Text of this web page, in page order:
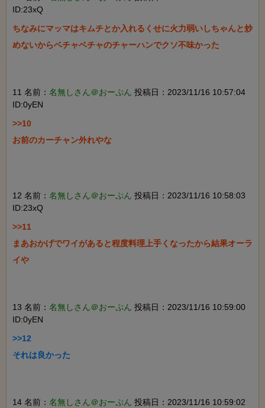
ID:23xQ
ちなみにマッマはキムチとか入れるくせに火力弱いしちゃんと炒
めないからベチャベチャのチャーハンでクソ不味かった
11 名前： 名無しさん＠おーぷん 投稿日：2023/11/16 10:57:04
ID:0yEN
>>10
お前のカーチャン外れやな
12 名前： 名無しさん＠おーぷん 投稿日：2023/11/16 10:58:03
ID:23xQ
>>11
まあおかげでワイがあると程度料理上手くなったから結果オーラ
イや
13 名前： 名無しさん＠おーぷん 投稿日：2023/11/16 10:59:00
ID:0yEN
>>12
それは良かった
14 名前： 名無しさん＠おーぷん 投稿日：2023/11/16 10:59:02